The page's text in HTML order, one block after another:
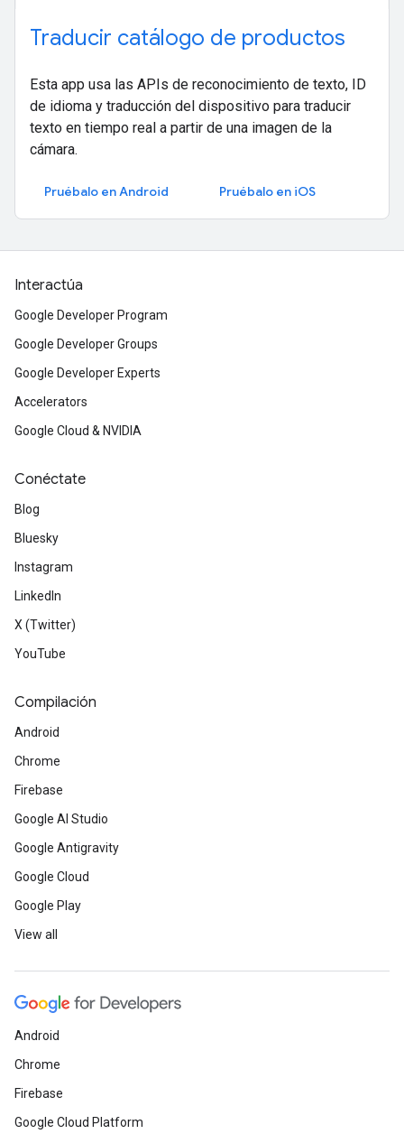
Traducir catálogo de productos
Esta app usa las APIs de reconocimiento de texto, ID
de idioma y traducción del dispositivo para traducir
texto en tiempo real a partir de una imagen de la
cámara.
Pruébalo en Android Pruébalo en iOS
Interactúa
Google Developer Program
Google Developer Groups
Google Developer Experts
Accelerators
Google Cloud & NVIDIA
Conéctate
Blog
Bluesky
Instagram
LinkedIn
X (Twitter)
YouTube
Compilación
Android
Chrome
Firebase
Google AI Studio
Google Antigravity
Google Cloud
Google Play
View all
Android
Chrome
Firebase
Google Cloud Platform